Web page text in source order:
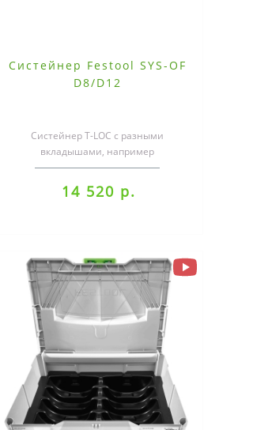
Систейнер Festool SYS-OF
D8/D12
Систейнер T-LOC с разными
вкладышами, например
универсальный вкладыш под мелкие
детали, вставка из г..
14 520 р.